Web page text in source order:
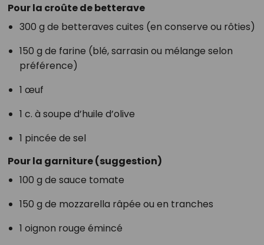
Pour la croûte de betterave
300 g de betteraves cuites (en conserve ou rôties)
150 g de farine (blé, sarrasin ou mélange selon
préférence)
1 œuf
1 c. à soupe d’huile d’olive
1 pincée de sel
Pour la garniture (suggestion)
100 g de sauce tomate
150 g de mozzarella râpée ou en tranches
1 oignon rouge émincé